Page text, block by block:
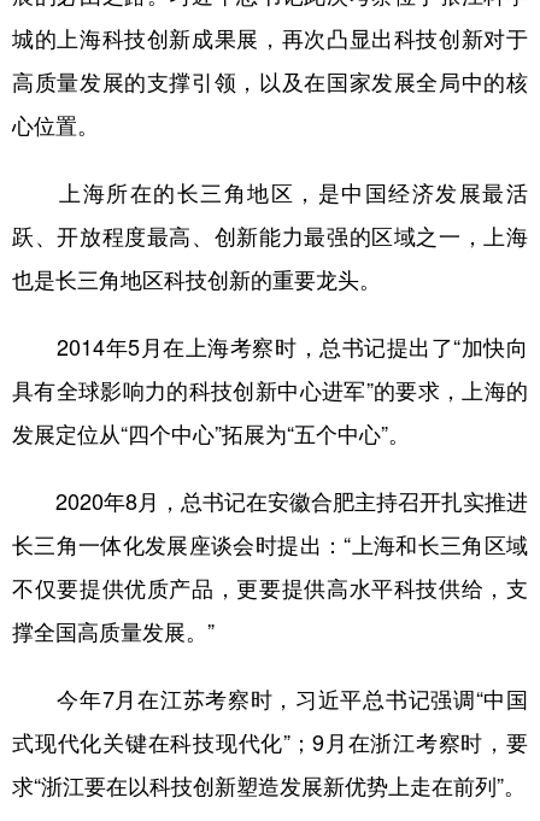
城的上海科技创新成果展，再次凸显出科技创新对于
高质量发展的支撑引领，以及在国家发展全局中的核
心位置。
上海所在的长三角地区，是中国经济发展最活
跃、开放程度最高、创新能力最强的区域之一，上海
也是长三角地区科技创新的重要龙头。
2014年5月在上海考察时，总书记提出了“加快向
具有全球影响力的科技创新中心进军”的要求，上海的
发展定位从“四个中心”拓展为“五个中心”。
2020年8月，总书记在安徽合肥主持召开扎实推进
长三角一体化发展座谈会时提出：“上海和长三角区域
不仅要提供优质产品，更要提供高水平科技供给，支
撑全国高质量发展。”
今年7月在江苏考察时，习近平总书记强调“中国
式现代化关键在科技现代化”；9月在浙江考察时，要
求“浙江要在以科技创新塑造发展新优势上走在前列”。